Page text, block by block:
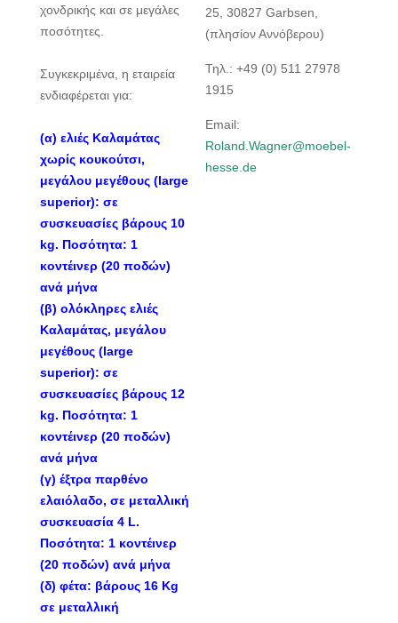
χονδρικής και σε μεγάλες
ποσότητες.
Συγκεκριμένα, η εταιρεία
ενδιαφέρεται για:
(α) ελιές Καλαμάτας
χωρίς κουκούτσι,
μεγάλου μεγέθους (large
superior): σε
συσκευασίες βάρους 10
kg. Ποσότητα: 1
κοντέινερ (20 ποδών)
ανά μήνα
(β) ολόκληρες ελιές
Καλαμάτας, μεγάλου
μεγέθους (large
superior): σε
συσκευασίες βάρους 12
kg. Ποσότητα: 1
κοντέινερ (20 ποδών)
ανά μήνα
(γ) έξτρα παρθένο
ελαιόλαδο, σε μεταλλική
συσκευασία 4 L.
Ποσότητα: 1 κοντέινερ
(20 ποδών) ανά μήνα
(δ) φέτα: βάρους 16 Kg
σε μεταλλική
25, 30827 Garbsen,
(πλησίον Αννόβερου)
Τηλ.: +49 (0) 511 27978
1915
Email:
Roland.Wagner@moebel-
hesse.de